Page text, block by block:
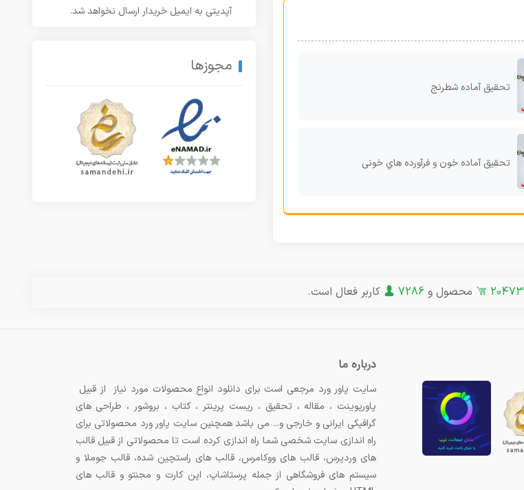
تحقیق آماده شطرنج
تحقیق آماده خون و فرآورده هاي خونی
آپدیتی به ایمیل خریدار ارسال نخواهد شد.
مجوزها
20473 محصول و 7286 کاربر فعال است.
درباره ما
سایت پاور ورد مرجعی است برای دانلود انواع محصولات مورد نیاز از قبیل
پاورپوینت ، مقاله ، تحقیق ، ریست پرینتر ، کتاب ، بروشور ، طراحی های
گرافیکی ایرانی و خارجی و... می باشد همچنین سایت پاور ورد محصولاتی برای
راه اندازی سایت شخصی شما راه اندازی کرده است تا محصولاتی از قبیل قالب
های وردپرس، قالب های ووکامرس، قالب های راستچین شده، قالب جوملا و
سیستم های فروشگاهی از جمله پرستاشاپ، اپن کارت و مجنتو و قالب های